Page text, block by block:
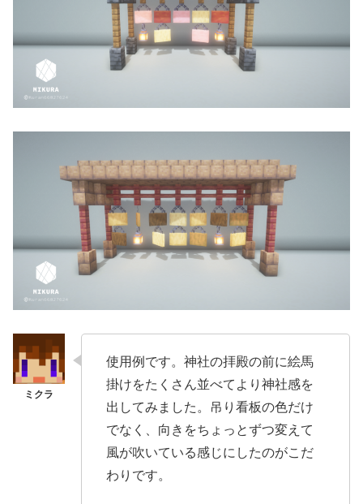
使用例です。神社の拝殿の前に絵馬
掛けをたくさん並べてより神社感を
出してみました。吊り看板の色だけ
でなく、向きをちょっとずつ変えて
風が吹いている感じにしたのがこだ
わりです。